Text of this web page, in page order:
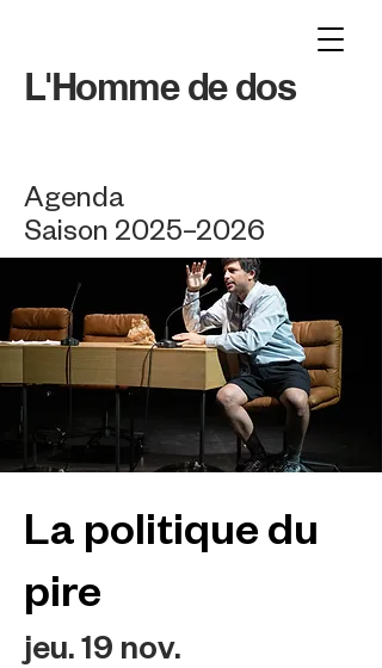
L'Homme de dos
Agenda
Saison 2025–2026
La politique du
pire
jeu. 19 nov.